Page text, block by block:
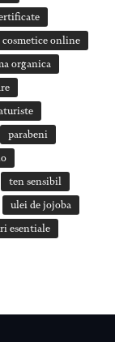
cosmetice online
organica
parabeni
ten sensibil
ulei de jojoba
esentiale